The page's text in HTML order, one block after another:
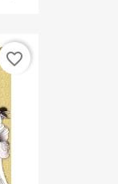
favorite_border